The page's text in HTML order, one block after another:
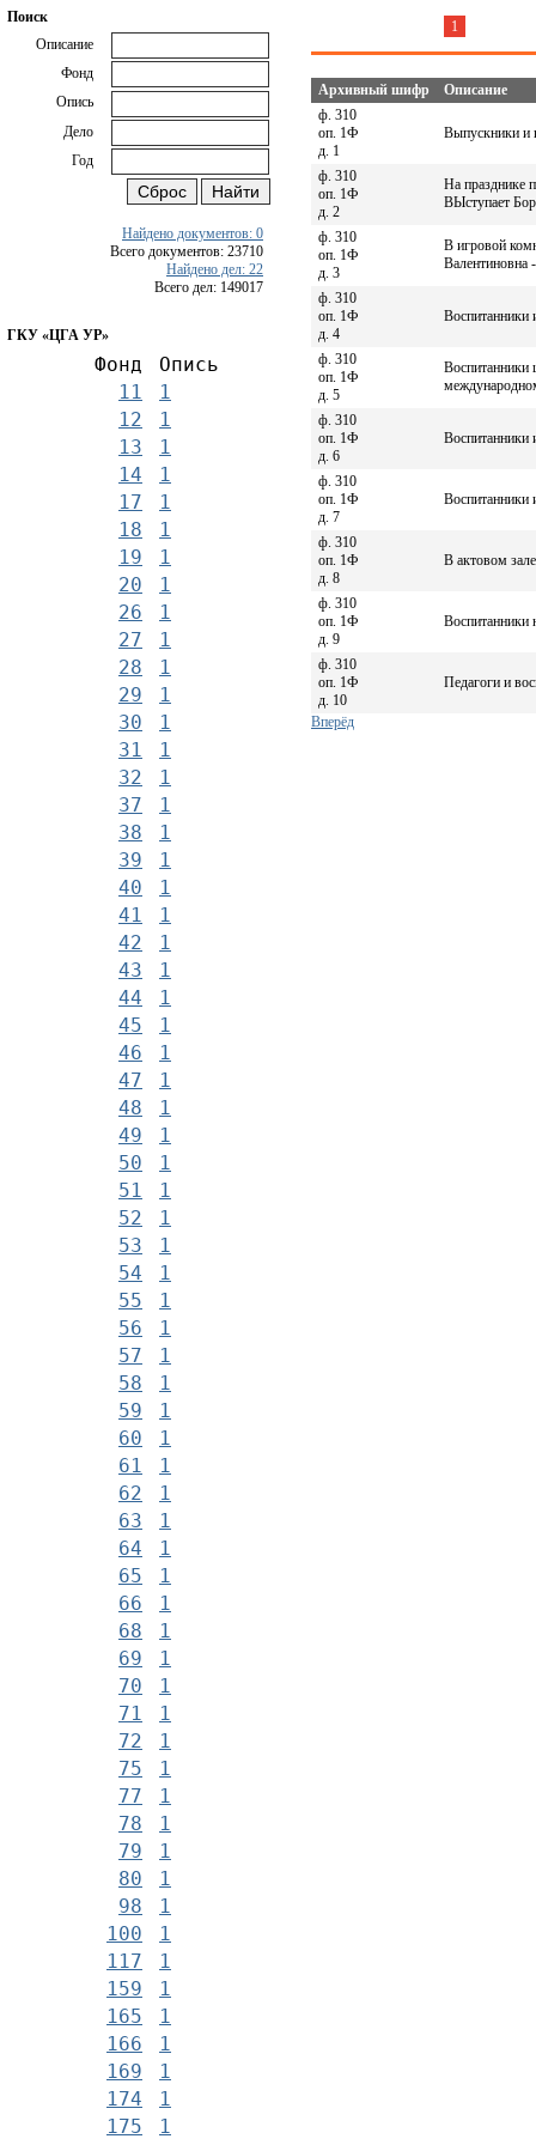
Поиск
Описание
Фонд
Опись
Дело
Год
Найдено документов: 0
Всего документов: 23710
Найдено дел: 22
Всего дел: 149017
ГКУ «ЦГА УР»
Фонд
Опись
11
1
12
1
13
1
14
1
17
1
18
1
19
1
20
1
26
1
27
1
28
1
29
1
30
1
31
1
32
1
37
1
38
1
39
1
40
1
41
1
42
1
43
1
44
1
45
1
46
1
47
1
48
1
49
1
50
1
51
1
52
1
53
1
54
1
55
1
56
1
57
1
58
1
59
1
60
1
61
1
62
1
63
1
64
1
65
1
66
1
68
1
69
1
70
1
71
1
72
1
75
1
77
1
78
1
79
1
80
1
98
1
100
1
117
1
159
1
165
1
166
1
169
1
174
1
175
1
1
Архивный шифр
Описание
ф. 310
оп. 1Ф
д. 1
Выпускники и
ф. 310
оп. 1Ф
д. 2
На празднике
ВЫступает
ф. 310
оп. 1Ф
д. 3
В игровой
Валентиновна
ф. 310
оп. 1Ф
д. 4
Воспитанники
ф. 310
оп. 1Ф
д. 5
Воспитанники
ф. 310
оп. 1Ф
д. 6
Воспитанники
ф. 310
оп. 1Ф
д. 7
Воспитанники
ф. 310
оп. 1Ф
д. 8
В актовом
ф. 310
оп. 1Ф
д. 9
Воспитанники
ф. 310
оп. 1Ф
д. 10
Педагоги и
Вперёд